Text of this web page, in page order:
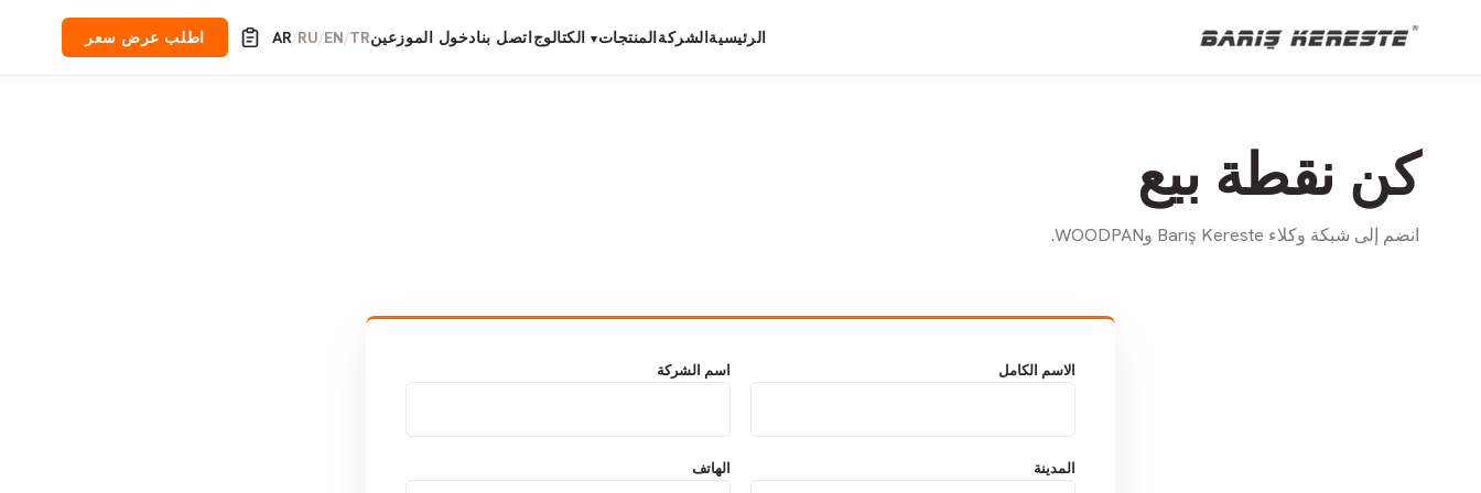
الرئيسيةالشركةالمنتجات▾ الكتالوجاتصل بنادخول الموزعينTR
/
EN
/
RU
/
AR اطلب عرض سعر
كن نقطة بيع
انضم إلى شبكة وكلاء Barış Kereste وWOODPAN.
الاسم الكامل اسم الشركة
المدينة الهاتف